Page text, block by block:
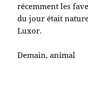
récemment les
du jour était
Luxor.
Demain, animal